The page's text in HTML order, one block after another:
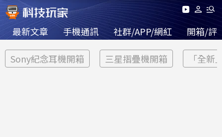
最新文章 手機通訊 社群/APP/網紅 開箱/評
Sony紀念耳機開箱 三星摺疊機開箱 「全新